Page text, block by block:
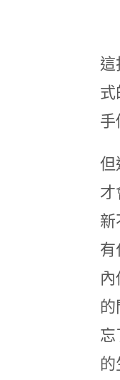
這
式
手
但
才
新
有
忘